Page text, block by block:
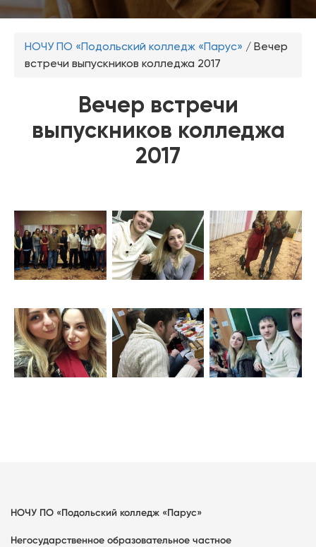
Вы
здесь
НОЧУ ПО «Подольский колледж «Парус» / Вечер
встречи выпускников колледжа 2017
Вечер встречи
выпускников колледжа
2017
НОЧУ ПО «Подольский колледж «Парус»
Негосударственное образовательное частное